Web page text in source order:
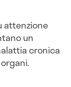
attenzione
un
cronica